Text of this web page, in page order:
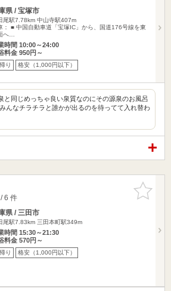
県 / 宝塚市
尾駅7.78km 中山寺駅407m
： ■ 中国自動車道「宝塚IC」から、国道176号線を東
へ…
時間 10:00～24:00
料金 950円～
り 格安（1,000円以下）
と同じめっちゃ良い泉質なのにその源泉のお風呂
んなチラチラと誰かが出るのを待ってて入れ替わ
お気に入
りに追加
6 件
県 / 三田市
尾駅7.83km 三田本町駅349m
時間 15:30～21:30
料金 570円～
り 格安（1,000円以下）